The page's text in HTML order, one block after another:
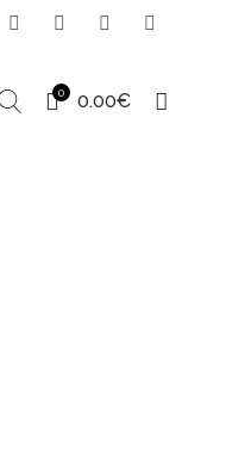
0 0.00€